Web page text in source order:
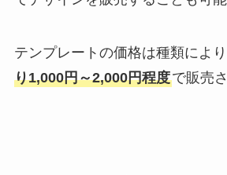
テンプレートの価格は種類により
り1,000円～2,000円程度で販売